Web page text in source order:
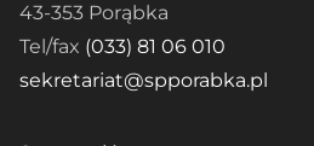
43-353 Porąbka
Tel/fax (033) 81 06 010
sekretariat@spporabka.pl